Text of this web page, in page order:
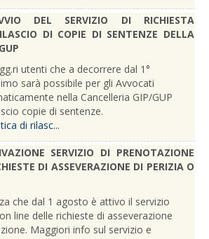
DEL SERVIZIO DI RICHIESTA
DI COPIE DI SENTENZE DELLA
utenti che a decorrere dal 1°
sarà possibile per gli Avvocati
nella Cancelleria GIP/GUP
copie di sentenze.
di rilasc...
SERVIZIO DI PRENOTAZIONE
DI ASSEVERAZIONE DI PERIZIA O
che dal 1 agosto è attivo il servizio
line delle richieste di asseverazione
Maggiori info sul servizio e